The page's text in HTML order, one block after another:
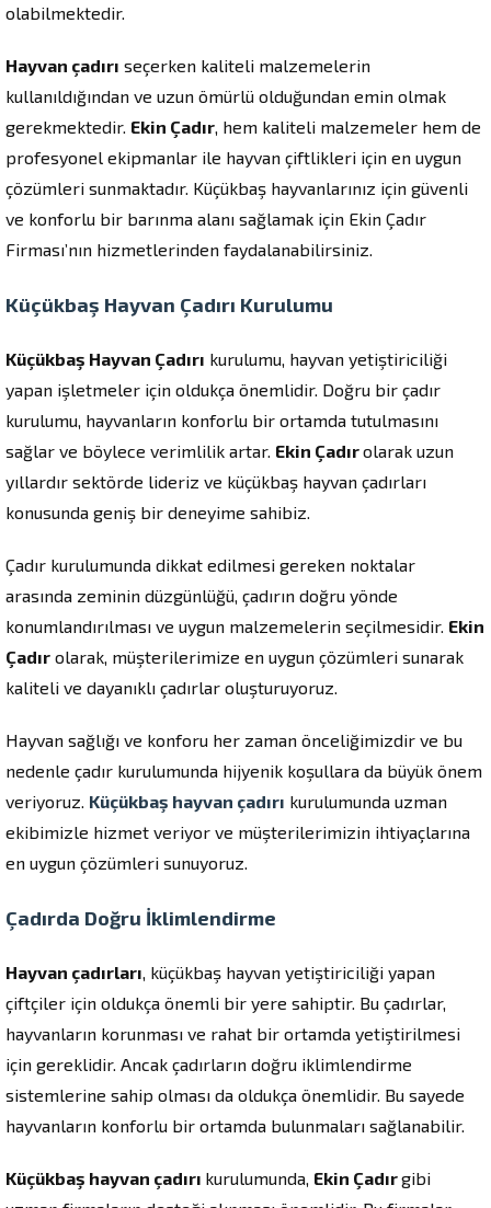
olabilmektedir.
Hayvan çadırı seçerken kaliteli malzemelerin
kullanıldığından ve uzun ömürlü olduğundan emin olmak
gerekmektedir. Ekin Çadır , hem kaliteli malzemeler hem de
profesyonel ekipmanlar ile hayvan çiftlikleri için en uygun
çözümleri sunmaktadır. Küçükbaş hayvanlarınız için güvenli
ve konforlu bir barınma alanı sağlamak için Ekin Çadır
Firması’nın hizmetlerinden faydalanabilirsiniz.
Küçükbaş Hayvan Çadırı Kurulumu
Küçükbaş Hayvan Çadırı kurulumu, hayvan yetiştiriciliği
yapan işletmeler için oldukça önemlidir. Doğru bir çadır
kurulumu, hayvanların konforlu bir ortamda tutulmasını
sağlar ve böylece verimlilik artar. Ekin Çadırolarak uzun
yıllardır sektörde lideriz ve küçükbaş hayvan çadırları
konusunda geniş bir deneyime sahibiz.
Çadır kurulumunda dikkat edilmesi gereken noktalar
arasında zeminin düzgünlüğü, çadırın doğru yönde
konumlandırılması ve uygun malzemelerin seçilmesidir. Ekin
Çadır olarak, müşterilerimize en uygun çözümleri sunarak
kaliteli ve dayanıklı çadırlar oluşturuyoruz.
Hayvan sağlığı ve konforu her zaman önceliğimizdir ve bu
nedenle çadır kurulumunda hijyenik koşullara da büyük önem
veriyoruz. Küçükbaş hayvan çadırı kurulumunda uzman
ekibimizle hizmet veriyor ve müşterilerimizin ihtiyaçlarına
en uygun çözümleri sunuyoruz.
Çadırda Doğru İklimlendirme
Hayvan çadırları , küçükbaş hayvan yetiştiriciliği yapan
çiftçiler için oldukça önemli bir yere sahiptir. Bu çadırlar,
hayvanların korunması ve rahat bir ortamda yetiştirilmesi
için gereklidir. Ancak çadırların doğru iklimlendirme
sistemlerine sahip olması da oldukça önemlidir. Bu sayede
hayvanların konforlu bir ortamda bulunmaları sağlanabilir.
Küçükbaş hayvan çadırı kurulumunda, Ekin Çadırgibi